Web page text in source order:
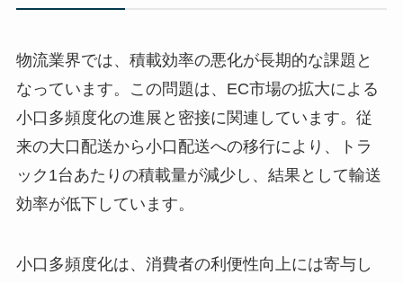
物流業界では、積載効率の悪化が長期的な課題と
なっています。この問題は、EC市場の拡大による
小口多頻度化の進展と密接に関連しています。従
来の大口配送から小口配送への移行により、トラ
ック1台あたりの積載量が減少し、結果として輸送
効率が低下しています。
小口多頻度化は、消費者の利便性向上には寄与し